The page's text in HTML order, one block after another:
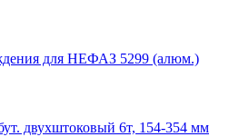
для НЕФАЗ 5299 (алюм.)
двухштоковый 6т, 154-354 мм